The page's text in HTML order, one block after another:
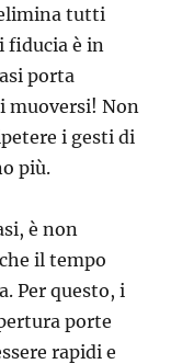
tutti
fiducia è in
porta
muoversi! Non
i gesti di
più.
è non
il tempo
Per questo, i
porte
rapidi e